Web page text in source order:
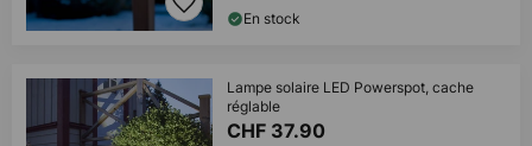
En stock
Lampe solaire LED Powerspot, cache
réglable
CHF 37.90